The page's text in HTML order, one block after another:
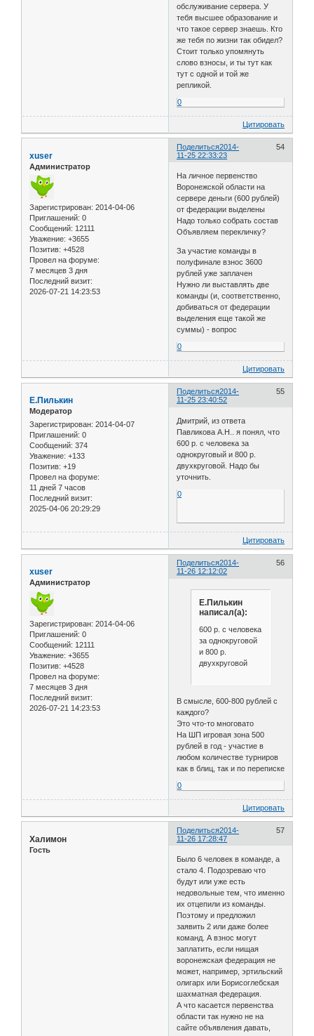
обслуживание сервера. У
тебя высшее образование и
что такое сервер знаешь. Кто
же тебя по жизни так обидел?
Стоит только упомянуть
слово взносы, и ты тут как
тут с одной и той же
репликой.
0
Цитировать
Поделиться 54
2014-
11-25 22:33:23
xuser
Администратор
Зарегистрирован: 2014-04-06
Приглашений: 0
Сообщений: 12111
Уважение: +3655
Позитив: +4528
Провел на форуме:
7 месяцев 3 дня
Последний визит:
2026-07-21 14:23:53
На личное первенство
Воронежской области на
сервере деньги (600 рублей)
от федерации выделены
Надо только собрать состав
Объявляем перекличку?
За участие команды в
полуфинале взнос 3600
рублей уже заплачен
Нужно ли выставлять две
команды (и, соответственно,
добиваться от федерации
выделения еще такой же
суммы) - вопрос
0
Цитировать
Поделиться 55
2014-
11-25 23:40:52
Е.Пилькин
Модератор
Зарегистрирован: 2014-04-07
Приглашений: 0
Сообщений: 374
Уважение: +133
Позитив: +19
Провел на форуме:
11 дней 7 часов
Последний визит:
2025-04-06 20:29:29
Дмитрий, из ответа
Павликова А.Н.. я понял, что
600 р. с человека за
однокруговый и 800 р.
двухкруговой. Надо бы
уточнить.
0
Цитировать
Поделиться 56
2014-
11-26 12:12:02
xuser
Администратор
Зарегистрирован: 2014-04-06
Приглашений: 0
Сообщений: 12111
Уважение: +3655
Позитив: +4528
Провел на форуме:
7 месяцев 3 дня
Последний визит:
2026-07-21 14:23:53
Е.Пилькин
написал(а):
600 р. с человека
за однокруговой
и 800 р.
двухкруговой
В смысле, 600-800 рублей с
каждого?
Это что-то многовато
На ШП игровая зона 500
рублей в год - участие в
любом количестве турниров
как в блиц, так и по переписке
0
Цитировать
Поделиться 57
2014-
11-26 17:28:47
Халимон
Гость
Было 6 человек в команде, а
стало 4. Подозреваю что
будут или уже есть
недовольные тем, что именно
их отцепили из команды.
Поэтому и предложил
заявить 2 или даже более
команд. А взнос могут
заплатить, если нищая
воронежская федерация не
может, например, эртильский
олигарх или Борисоглебская
шахматная федерация.
А что касается первенства
области так нужно не на
сайте объявления давать,